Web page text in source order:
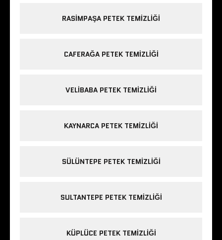
RASIMPAŞA PETEK TEMIZLIĞI
CAFERAĞA PETEK TEMIZLIĞI
VELIBABA PETEK TEMIZLIĞI
KAYNARCA PETEK TEMIZLIĞI
SÜLÜNTEPE PETEK TEMIZLIĞI
SULTANTEPE PETEK TEMIZLIĞI
KÜPLÜCE PETEK TEMIZLIĞI